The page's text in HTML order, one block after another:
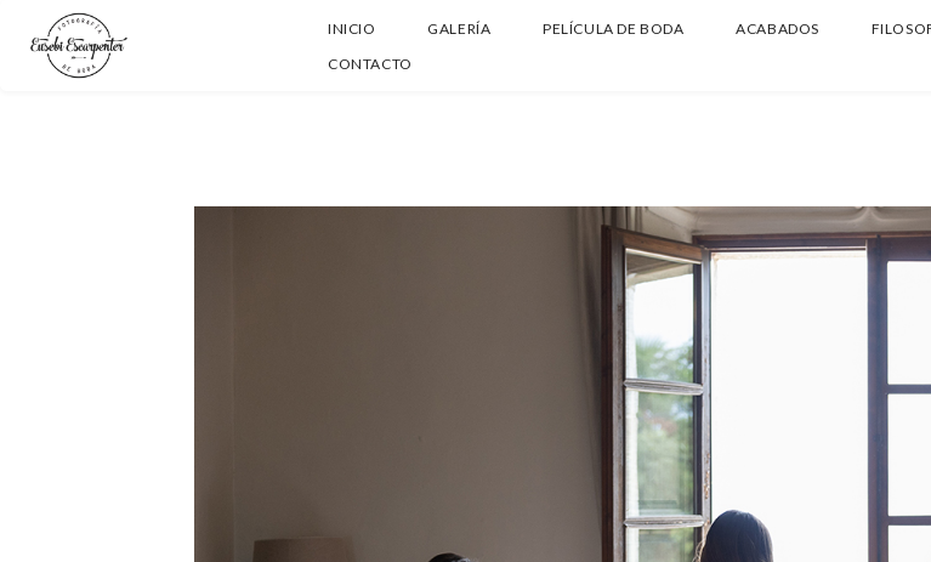
INICIO GALERÍA PELÍCULA DE BODA ACABADOS
CONTACTO